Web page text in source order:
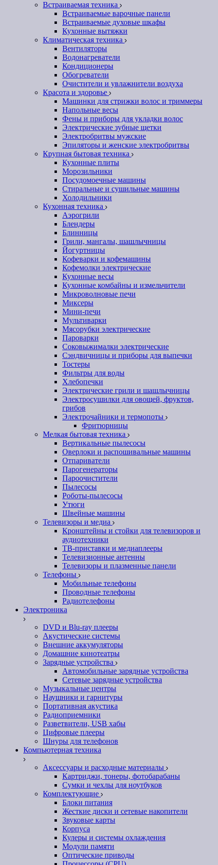
Встраиваемая техника
Встраиваемые варочные панели
Встраиваемые духовые шкафы
Кухонные вытяжки
Климатическая техника
Вентиляторы
Водонагреватели
Кондиционеры
Обогреватели
Очистители и увлажнители воздуха
Красота и здоровье
Машинки для стрижки волос и триммеры
Напольные весы
Фены и приборы для укладки волос
Электрические зубные щетки
Электробритвы мужские
Эпиляторы и женские электробритвы
Крупная бытовая техника
Кухонные плиты
Морозильники
Посудомоечные машины
Стиральные и сушильные машины
Холодильники
Кухонная техника
Аэрогрили
Блендеры
Блинницы
Грили, мангалы, шашлычницы
Йогуртницы
Кофеварки и кофемашины
Кофемолки электрические
Кухонные весы
Кухонные комбайны и измельчители
Микроволновые печи
Миксеры
Мини-печи
Мультиварки
Мясорубки электрические
Пароварки
Соковыжималки электрические
Сэндвичницы и приборы для выпечки
Тостеры
Фильтры для воды
Хлебопечки
Электрические грили и шашлычницы
Электросушилки для овощей, фруктов,
грибов
Электрочайники и термопоты
Фритюрницы
Мелкая бытовая техника
Вертикальные пылесосы
Оверлоки и распошивальные машины
Отпариватели
Парогенераторы
Пароочистители
Пылесосы
Роботы-пылесосы
Утюги
Швейные машины
Телевизоры и медиа
Кронштейны и стойки для телевизоров и
аудиотехники
ТВ-приставки и медиаплееры
Телевизионные антенны
Телевизоры и плазменные панели
Телефоны
Мобильные телефоны
Проводные телефоны
Радиотелефоны
Электроника
DVD и Blu-ray плееры
Акустические системы
Внешние аккумуляторы
Домашние кинотеатры
Зарядные устройства
Автомобильные зарядные устройства
Сетевые зарядные устройства
Музыкальные центры
Наушники и гарнитуры
Портативная акустика
Радиоприемники
Разветвители, USB хабы
Цифровые плееры
Шнуры для телефонов
Компьютерная техника
Аксессуары и расходные материалы
Картриджи, тонеры, фотобарабаны
Сумки и чехлы для ноутбуков
Комплектующие
Блоки питания
Жесткие диски и сетевые накопители
Звуковые карты
Корпуса
Кулеры и системы охлаждения
Модули памяти
Оптические приводы